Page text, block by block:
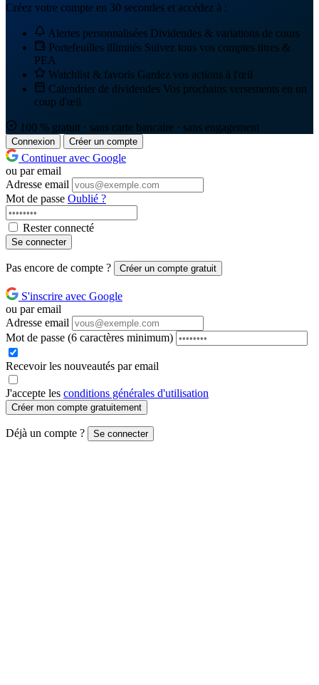
Créez votre compte en 30 secondes et accédez à :
Alertes personnalisées Dividendes & variations de cours
Portefeuilles illimités Suivez tous vos comptes titres &
PEA
Watchlist & favoris Gardez vos actions à l'œil
Calendrier de dividendes Vos prochains versements en un
coup d'œil
100 % gratuit · sans carte bancaire · sans engagement
Connexion Créer un compte
Continuer avec Google
ou par email
Adresse email
Mot de passe Oublié ?
Rester connecté
Se connecter
Pas encore de compte ? Créer un compte gratuit
S'inscrire avec Google
ou par email
Adresse email
Mot de passe (6 caractères minimum)
Recevoir les nouveautés par email
J'accepte les conditions générales d'utilisation
Créer mon compte gratuitement
Déjà un compte ? Se connecter